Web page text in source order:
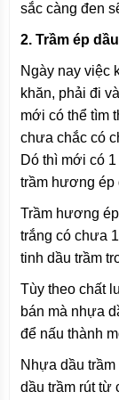
sắc càng đen
2. Trầm ép
Ngày nay việc
khăn, phải đi
mới có thể tìm
chưa chắc có
Dó thì mới có
trầm hương ép
Trầm hương
trắng có chưa
tinh dầu trầm
Tùy theo chất
bán mà nhựa
để nấu thành
Nhựa dầu
dầu trầm rút từ